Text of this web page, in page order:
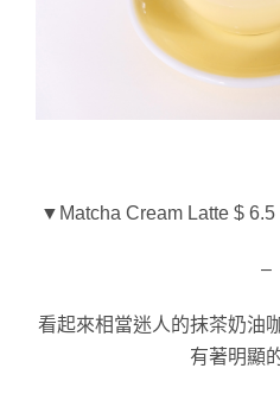
▼Matcha Cream Latte $ 6.5
–
看起來相當迷人的抹茶奶油
有著明顯